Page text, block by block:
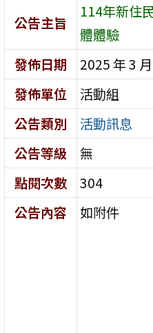
公告主旨
114年新住
體體驗
發佈日期
2025 年 3
發佈單位
活動組
公告類別
活動訊息
公告等級
無
點閱次數
304
公告內容
如附件